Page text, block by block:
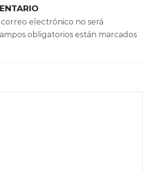
electrónico no será
obligatorios están marcados